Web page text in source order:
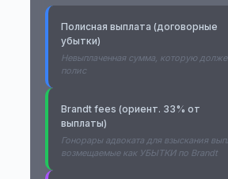
Полисная выплата (договорные
убытки)
Невыплаченная сумма, которую
полис
Brandt fees (ориент. 33% от
выплаты)
Гонорары адвоката для взыскания
возмещаемые как УБЫТКИ по Brandt